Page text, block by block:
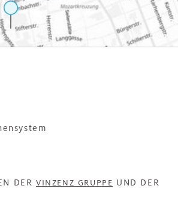
DER VINZENZ GRUPPE UND DER